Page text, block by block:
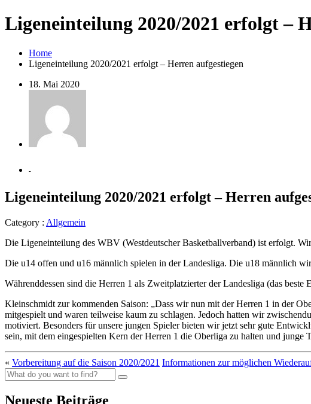
Ligeneinteilung 2020/2021 erfolgt –
Home
Ligeneinteilung 2020/2021 erfolgt – Herren aufgestiegen
18. Mai 2020
-
Ligeneinteilung 2020/2021 erfolgt – Herren
Category : Allgemein
Die Ligeneinteilung des WBV (Westdeutscher Basketballverband) ist erfolgt.
Die u14 offen und u16 männlich spielen in der Landesliga. Die u18 männlich
Währenddessen sind die Herren 1 als Zweitplatzierter der Landesliga (das
Kleinschmidt zur kommenden Saison: „Dass wir nun mit der Herren 1 in der
mitgespielt und waren teilweise kaum zu schlagen. Jedoch hatten wir
motiviert. Besonders für unsere jungen Spieler bieten wir jetzt sehr gute
sein, mit dem eingespielten Kern der Herren 1 die Oberliga zu halten und junge
« Vorbereitung auf die Saison 2020/2021 Informationen zur möglichen
Neueste Beiträge